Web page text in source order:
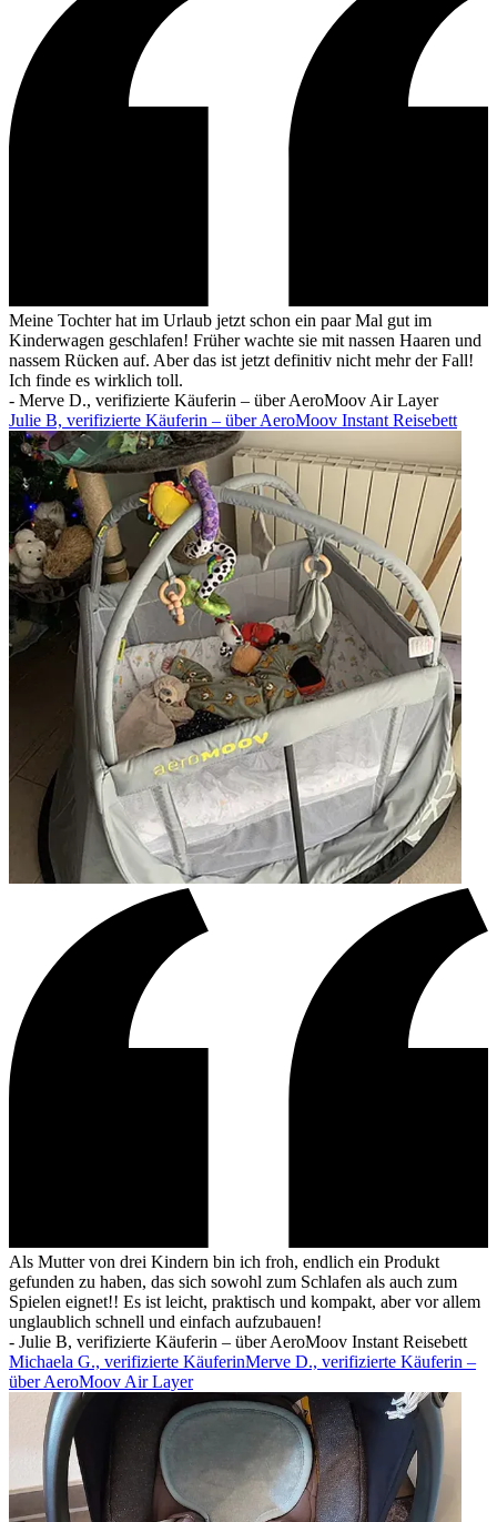
Meine Tochter hat im Urlaub jetzt schon ein paar Mal gut im
Kinderwagen geschlafen! Früher wachte sie mit nassen Haaren und
nassem Rücken auf. Aber das ist jetzt definitiv nicht mehr der Fall!
Ich finde es wirklich toll.
- Merve D., verifizierte Käuferin – über AeroMoov Air Layer
Julie B, verifizierte Käuferin – über AeroMoov Instant Reisebett
Als Mutter von drei Kindern bin ich froh, endlich ein Produkt
gefunden zu haben, das sich sowohl zum Schlafen als auch zum
Spielen eignet!! Es ist leicht, praktisch und kompakt, aber vor allem
unglaublich schnell und einfach aufzubauen!
- Julie B, verifizierte Käuferin – über AeroMoov Instant Reisebett
Michaela G., verifizierte KäuferinMerve D., verifizierte Käuferin –
über AeroMoov Air Layer